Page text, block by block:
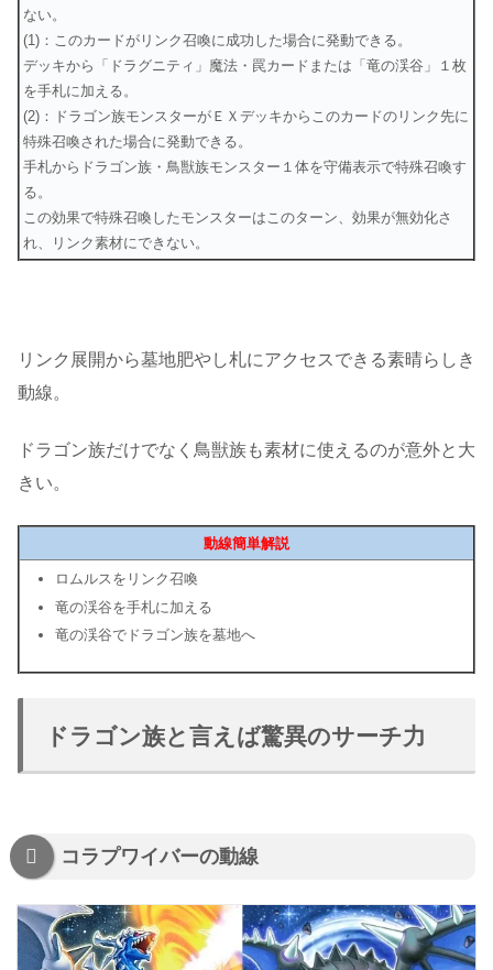
ない。
(1)：このカードがリンク召喚に成功した場合に発動できる。
デッキから「ドラグニティ」魔法・罠カードまたは「竜の渓谷」１枚
を手札に加える。
(2)：ドラゴン族モンスターがＥＸデッキからこのカードのリンク先に
特殊召喚された場合に発動できる。
手札からドラゴン族・鳥獣族モンスター１体を守備表示で特殊召喚す
る。
この効果で特殊召喚したモンスターはこのターン、効果が無効化さ
れ、リンク素材にできない。
リンク展開から墓地肥やし札にアクセスできる素晴らしき
動線。
ドラゴン族だけでなく鳥獣族も素材に使えるのが意外と大
きい。
動線簡単解説
ロムルスをリンク召喚
竜の渓谷を手札に加える
竜の渓谷でドラゴン族を墓地へ
ドラゴン族と言えば驚異のサーチ力
コラプワイバーの動線